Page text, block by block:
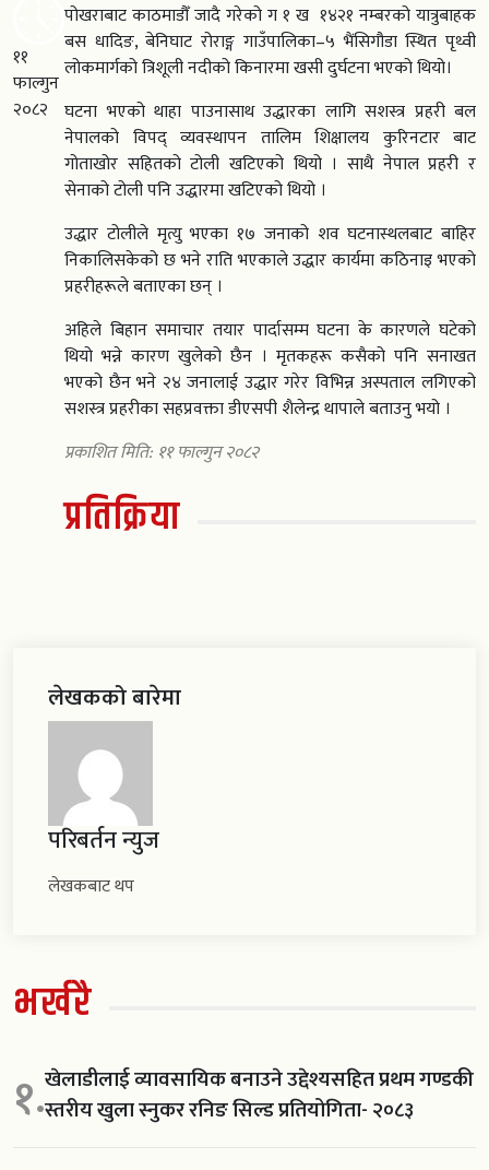
११
फाल्गुन
२०८२
पोखराबाट काठमाडौँ जादै गरेको ग १ ख १४२१ नम्बरको यात्रुबाहक
बस धादिङ, बेनिघाट रोराङ्ग गाउँपालिका–५ भैंसिगौडा स्थित पृथ्वी
लोकमार्गको त्रिशूली नदीको किनारमा खसी दुर्घटना भएको थियो।
घटना भएको थाहा पाउनासाथ उद्धारका लागि सशस्त्र प्रहरी बल
नेपालको विपद् व्यवस्थापन तालिम शिक्षालय कुरिनटार बाट
गोताखोर सहितको टोली खटिएको थियो । साथै नेपाल प्रहरी र
सेनाको टोली पनि उद्धारमा खटिएको थियो ।
उद्धार टोलीले मृत्यु भएका १७ जनाको शव घटनास्थलबाट बाहिर
निकालिसकेको छ भने राति भएकाले उद्धार कार्यमा कठिनाइ भएकाे
प्रहरीहरूले बताएका छन् ।
अहिले बिहान समाचार तयार पार्दासम्म घटना के कारणले घटेको
थियो भन्ने कारण खुलेको छैन । मृतकहरू कसैको पनि सनाखत
भएको छैन भने २४ जनालाई उद्धार गरेर विभिन्न अस्पताल लगिएको
सशस्त्र प्रहरीका सहप्रवक्ता डीएसपी शैलेन्द्र थापाले बताउनु भयो ।
प्रकाशित मिति: ११ फाल्गुन २०८२
प्रतिक्रिया
लेखकको बारेमा
परिबर्तन न्युज
लेखकबाट थप
भर्खरै
१.खेलाडीलाई व्यावसायिक बनाउने उद्देश्यसहित प्रथम गण्डकी
स्तरीय खुला स्नुकर रनिङ सिल्ड प्रतियोगिता- २०८३